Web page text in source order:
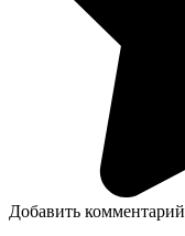
Добавить комментарий